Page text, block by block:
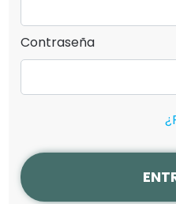
Contraseña